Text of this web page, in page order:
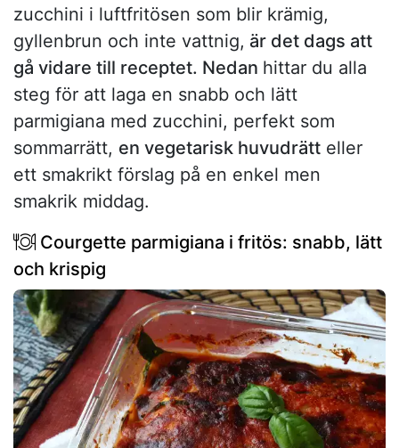
zucchini i luftfritösen som blir krämig,
gyllenbrun och inte vattnig, är det dags att
gå vidare till receptet. Nedan hittar du alla
steg för att laga en snabb och lätt
parmigiana med zucchini, perfekt som
sommarrätt, en vegetarisk huvudrätt eller
ett smakrikt förslag på en enkel men
smakrik middag.
Courgette parmigiana i fritös: snabb, lätt
och krispig